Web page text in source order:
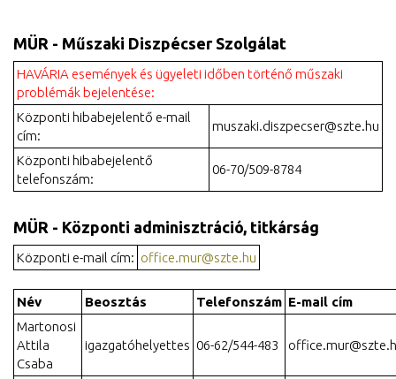
MÜR - Műszaki Diszpécser Szolgálat
HAVÁRIA események és ügyeleti időben történő műszaki
problémák bejelentése:
Központi hibabejelentő e-mail
cím:
muszaki.diszpecser@szte.hu
Központi hibabejelentő
telefonszám:
06-70/509-8784
MÜR - Központi adminisztráció, titkárság
Központi e-mail cím: office.mur@szte.hu
Név Beosztás Telefonszám E-mail cím
Martonosi
Attila
Csaba
igazgatóhelyettes 06-62/544-483